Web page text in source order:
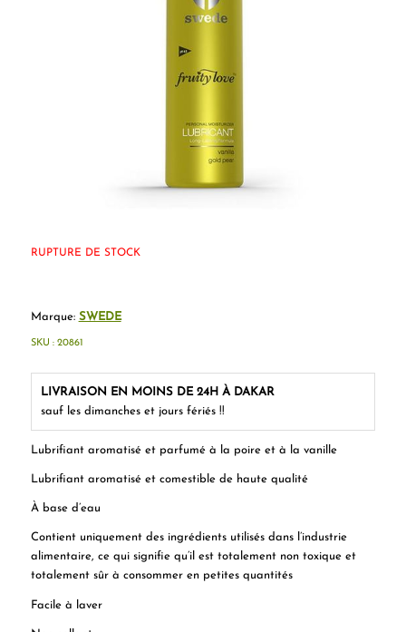
Lubrifiant aromatisé et parfumé à la poire et à la vanille
Lubrifiant aromatisé et comestible de haute qualité
À base d’eau
Contient uniquement des ingrédients utilisés dans l’industrie
alimentaire, ce qui signifie qu’il est totalement non toxique et
totalement sûr à consommer en petites quantités
Facile à laver
RUPTURE DE STOCK
Marque: SWEDE
LIVRAISON EN MOINS DE 24H À DAKAR
sauf les dimanches et jours fériés !!
SKU : 20861